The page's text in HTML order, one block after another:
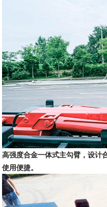
高强度合金一体式主勾臂，设计
使用便捷。